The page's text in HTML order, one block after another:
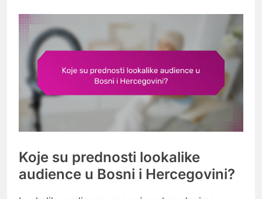
Koje su prednosti lookalike
audience u Bosni i Hercegovini?